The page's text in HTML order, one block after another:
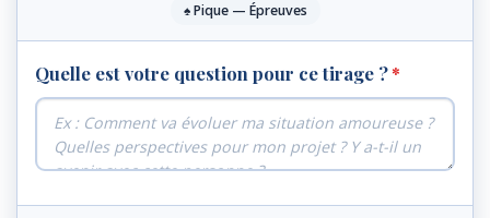
♠ Pique — Épreuves
Quelle est votre question pour ce tirage ?*